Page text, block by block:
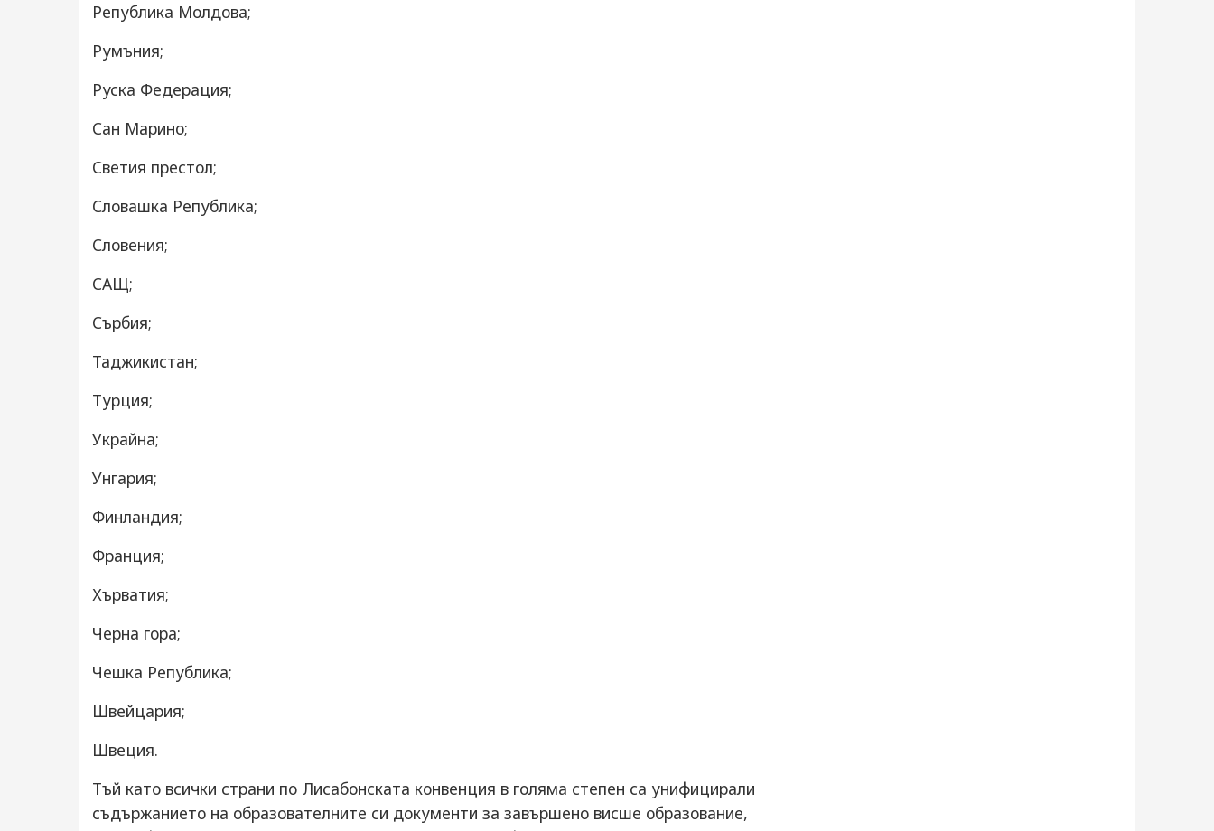
Република Молдова;
Румъния;
Руска Федерация;
Сан Марино;
Светия престол;
Словашка Република;
Словения;
САЩ;
Сърбия;
Таджикистан;
Турция;
Украйна;
Унгария;
Финландия;
Франция;
Хърватия;
Черна гора;
Чешка Република;
Швейцария;
Швеция.
Тъй като всички страни по Лисабонската конвенция в голяма степен са унифицирали
съдържанието на образователните си документи за завършено висше образование,